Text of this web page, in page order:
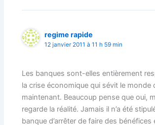
regime rapide
12 janvier 2011 à 11 h 59 min
Les banques sont-elles entièrement
la crise économique qui sévit le monde
maintenant. Beaucoup pense que oui,
regarde la réalité. Jamais il n’a été
banque d’arrêter de faire des bénéfices